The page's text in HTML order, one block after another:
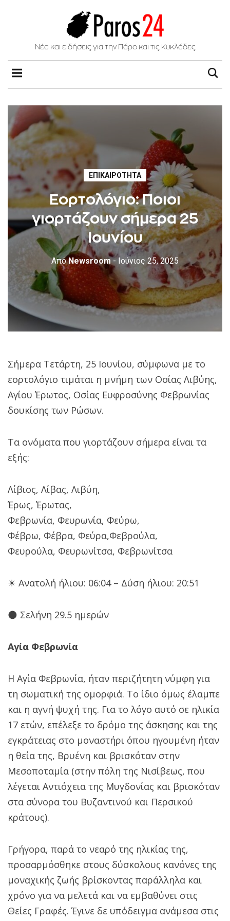
Νέα και ειδήσεις για την Πάρο και τις Κυκλάδες
ΕΠΙΚΑΙΡΌΤΗΤΑ
Εορτολόγιο: Ποιοι
γιορτάζουν σήμερα 25
Ιουνίου
ΑπόNewsroom - Ιούνιος 25, 2025
Σήμερα Τετάρτη, 25 Ιουνίου, σύμφωνα με το
εορτολόγιο τιμάται η μνήμη των Οσίας Λιβύης,
Αγίου Έρωτος, Οσίας Ευφροσύνης Φεβρωνίας
δουκίσης των Ρώσων.
Τα ονόματα που γιορτάζουν σήμερα είναι τα
εξής:
Λίβιος, Λίβας, Λιβύη,
Έρως, Έρωτας,
Φεβρωνία, Φευρωνία, Φεύρω,
Φέβρω, Φέβρα, Φεύρα,Φεβρούλα,
Φευρούλα, Φευρωνίτσα, Φεβρωνίτσα
☀ Ανατολή ήλιου: 06:04 – Δύση ήλιου: 20:51
🌑 Σελήνη 29.5 ημερών
Αγία Φεβρωνία
Η Αγία Φεβρωνία, ήταν περιζήτητη νύμφη για
τη σωματική της ομορφιά. Το ίδιο όμως έλαμπε
και η αγνή ψυχή της. Για το λόγο αυτό σε ηλικία
17 ετών, επέλεξε το δρόμο της άσκησης και της
εγκράτειας στο μοναστήρι όπου ηγουμένη ήταν
η θεία της, Βρυένη και βρισκόταν στην
Μεσοποταμία (στην πόλη της Νισίβεως, που
λέγεται Αντιόχεια της Μυγδονίας και βρισκόταν
στα σύνορα του Βυζαντινού και Περσικού
κράτους).
Γρήγορα, παρά το νεαρό της ηλικίας της,
προσαρμόσθηκε στους δύσκολους κανόνες της
μοναχικής ζωής βρίσκοντας παράλληλα και
χρόνο για να μελετά και να εμβαθύνει στις
Θείες Γραφές. Έγινε δε υπόδειγμα ανάμεσα στις